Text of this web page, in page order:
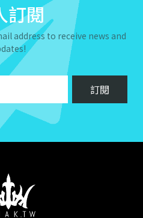
訂閱
address to receive news and